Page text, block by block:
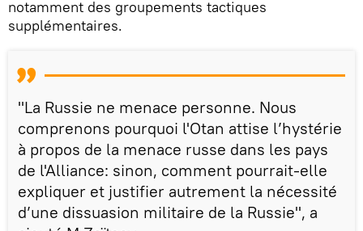
notamment des groupements tactiques
supplémentaires.
"La Russie ne menace personne. Nous
comprenons pourquoi l'Otan attise l’hystérie
à propos de la menace russe dans les pays
de l'Alliance: sinon, comment pourrait-elle
expliquer et justifier autrement la nécessité
d’une dissuasion militaire de la Russie", a